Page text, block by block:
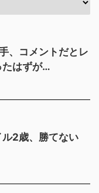
、コメントだとレ
たはずが…
ル2歳、勝てない